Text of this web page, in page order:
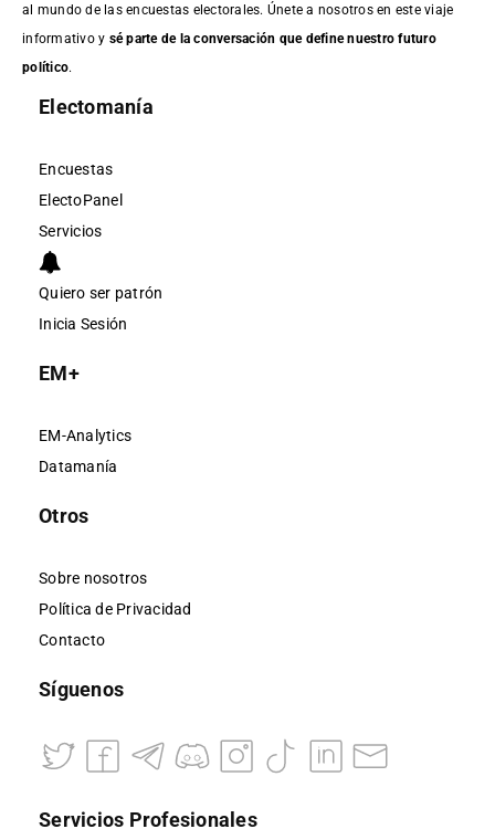
al mundo de las encuestas electorales. Únete a nosotros en este viaje
informativo y sé parte de la conversación que define nuestro futuro
político.
Electomanía
Encuestas
ElectoPanel
Servicios
Quiero ser patrón
Inicia Sesión
EM+
EM-Analytics
Datamanía
Otros
Sobre nosotros
Política de Privacidad
Contacto
Síguenos
Servicios Profesionales